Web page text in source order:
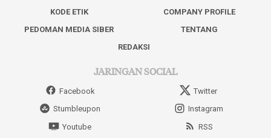
KODE ETIK
COMPANY PROFILE
PEDOMAN MEDIA SIBER
TENTANG
REDAKSI
JARINGAN SOCIAL
Facebook
Twitter
Stumbleupon
Instagram
Youtube
RSS